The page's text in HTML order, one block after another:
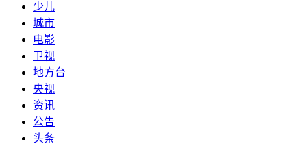
少儿
城市
电影
卫视
地方台
央视
资讯
公告
头条